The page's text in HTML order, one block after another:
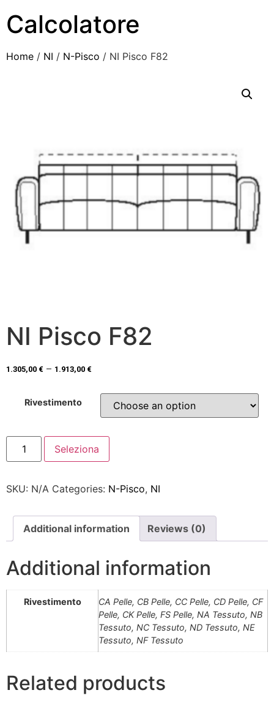
Calcolatore
Home / NI / N-Pisco / NI Pisco F82
NI Pisco F82
1.305,00 € – 1.913,00 €
Rivestimento
Seleziona
SKU: N/A Categories: N-Pisco, NI
Additional information Reviews (0)
Additional information
Rivestimento
CA Pelle, CB Pelle, CC Pelle, CD Pelle, CF
Pelle, CK Pelle, FS Pelle, NA Tessuto, NB
Tessuto, NC Tessuto, ND Tessuto, NE
Tessuto, NF Tessuto
Related products